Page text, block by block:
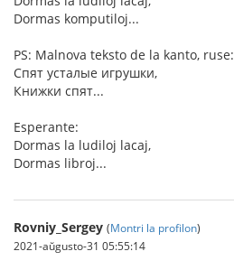
Dormas komputiloj...
PS: Malnova teksto de la kanto, ruse:
Спят усталые игрушки,
Книжки спят...
Esperante:
Dormas la ludiloj lacaj,
Dormas libroj...
Rovniy_Sergey (Montri la profilon)
2021-aŭgusto-31 05:55:14